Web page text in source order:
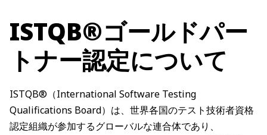
ISTQB®ゴールドパー
トナー認定について
ISTQB®（International Software Testing
Qualifications Board）は、世界各国のテスト技術者資格
認定組織が参加するグローバルな連合体であり、